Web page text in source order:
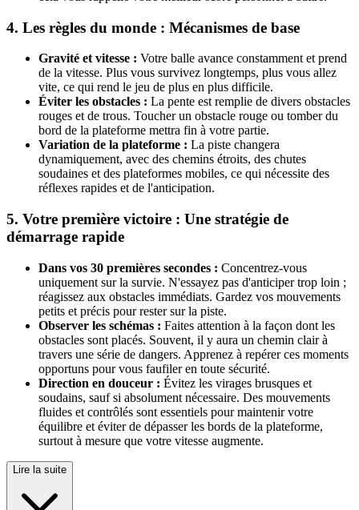
4. Les règles du monde : Mécanismes de base
Gravité et vitesse : Votre balle avance constamment et prend
de la vitesse. Plus vous survivez longtemps, plus vous allez
vite, ce qui rend le jeu de plus en plus difficile.
Éviter les obstacles : La pente est remplie de divers obstacles
rouges et de trous. Toucher un obstacle rouge ou tomber du
bord de la plateforme mettra fin à votre partie.
Variation de la plateforme : La piste changera
dynamiquement, avec des chemins étroits, des chutes
soudaines et des plateformes mobiles, ce qui nécessite des
réflexes rapides et de l'anticipation.
5. Votre première victoire : Une stratégie de
démarrage rapide
Dans vos 30 premières secondes : Concentrez-vous
uniquement sur la survie. N'essayez pas d'anticiper trop loin ;
réagissez aux obstacles immédiats. Gardez vos mouvements
petits et précis pour rester sur la piste.
Observer les schémas : Faites attention à la façon dont les
obstacles sont placés. Souvent, il y aura un chemin clair à
travers une série de dangers. Apprenez à repérer ces moments
opportuns pour vous faufiler en toute sécurité.
Direction en douceur : Évitez les virages brusques et
soudains, sauf si absolument nécessaire. Des mouvements
fluides et contrôlés sont essentiels pour maintenir votre
équilibre et éviter de dépasser les bords de la plateforme,
surtout à mesure que votre vitesse augmente.
Lire la suite